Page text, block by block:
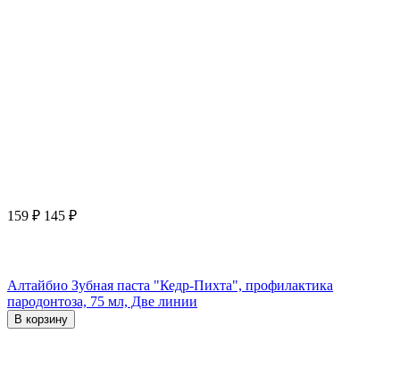
159 ₽ 145 ₽
Алтайбио Зубная паста "Кедр-Пихта", профилактика
пародонтоза, 75 мл, Две линии
В корзину